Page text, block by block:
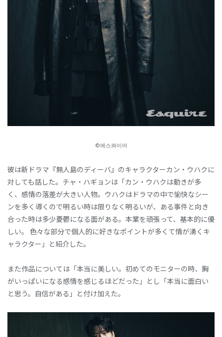
©에스콰이어
彼は新ドラマ『無人島のディーバ』のキャラクターカン・ウハクに
対しても話した。チャ・ハギョンは「カン・ウハクは動きが多
く、感情の落差が大きい人物。ウハクはドラマの中で愉快なシー
ンを多く導くので明るい時は限りなく明るいが、ある事件と向き
合った時は多少憂鬱になる面がある。本業を頑張って、基本的に優
しい。 色々な部分で個人的に好きなポイントが多くて情が湧くキ
ャラクター」と紹介した。
また作品については「本当に美しい。初めてのモニターの時、胸
がいっぱいになる感情を感じるほどだった」とし「本当に面白い
と思う。自信がある」と付け加えた。